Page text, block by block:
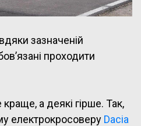
зазначеній
проходити
а деякі гірше. Так,
електрокросоверу Dacia